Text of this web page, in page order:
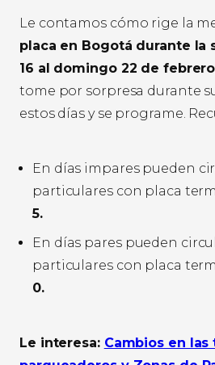
Le contamos cómo rige la
placa en Bogotá durante la
16 al domingo 22 de febrero
tome por sorpresa durante
estos días y se programe.
En días impares pueden
particulares con placa
5.
En días pares pueden
particulares con placa
0.
Le interesa: Cambios en las